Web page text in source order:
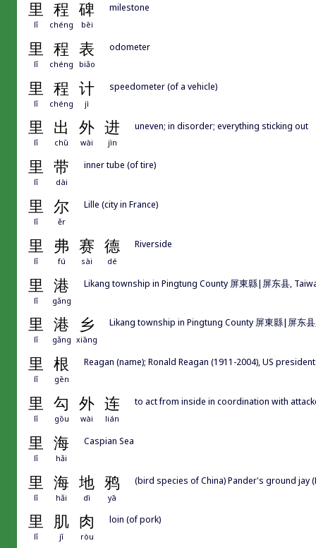
里 程 碑
lǐ chéng bēi
milestone
里 程 表
lǐ chéng biǎo
odometer
里 程 计
lǐ chéng jì
speedometer (of a vehicle)
里 出 外 进
lǐ chū wài jìn
uneven; in disorder; everything sticking out
里 带
lǐ dài
inner tube (of tire)
里 尔
lǐ ěr
Lille (city in France)
里 弗 赛 德
lǐ fú sài dé
Riverside
里 港
lǐ gǎng
Likang township in Pingtung County 屏東縣|屏东县,
里 港 乡
lǐ gǎng xiāng
Likang township in Pingtung County 屏東縣|屏东
里 根
lǐ gēn
Reagan (name); Ronald Reagan (1911-2004), US
里 勾 外 连
lǐ gōu wài lián
to act from inside in coordination with
里 海
lǐ hǎi
Caspian Sea
里 海 地 鸦
lǐ hǎi dì yā
(bird species of China) Pander's ground jay
里 肌 肉
lǐ jī ròu
loin (of pork)